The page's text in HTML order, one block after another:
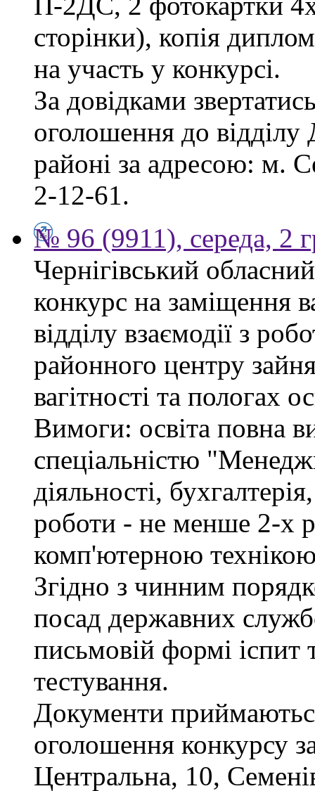
сторінки), копія
на участь у конкурсі.
За довідками
оголошення до
районі за адресою: м.
2-12-61.
№ 96 (9911), середа, 2
Чернігівський
конкурс на заміщення
відділу взаємодії з
районного центру
вагітності та пологах
Вимоги: освіта повна
спеціальністю
діяльності,
роботи - не менше 2-х
комп'ютерною
Згідно з чинним
посад державних
письмовій формі
тестування.
Документи
оголошення конкурсу
Центральна, 10,